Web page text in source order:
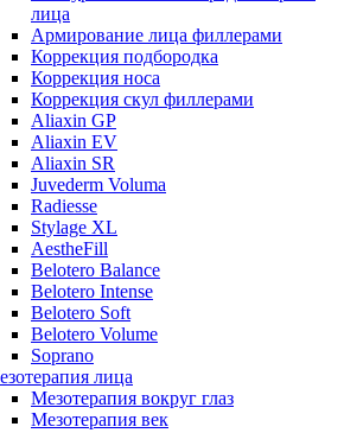
лица
Армирование лица филлерами
Коррекция подбородка
Коррекция носа
Коррекция скул филлерами
Aliaxin GP
Aliaxin EV
Aliaxin SR
Juvederm Voluma
Radiesse
Stylage XL
AestheFill
Belotero Balance
Belotero Intense
Belotero Soft
Belotero Volume
Soprano
лица
Мезотерапия вокруг глаз
Мезотерапия век